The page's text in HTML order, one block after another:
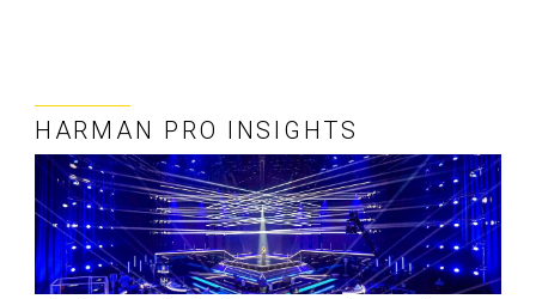
HARMAN PRO INSIGHTS